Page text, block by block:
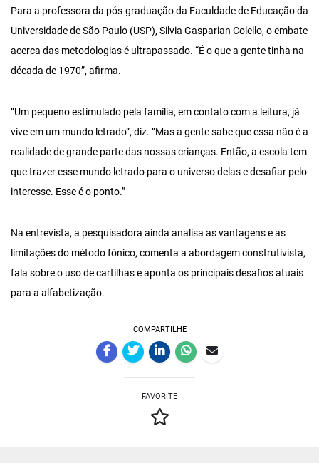
Para a professora da pós-graduação da Faculdade de Educação da
Universidade de São Paulo (USP), Silvia Gasparian Colello, o embate
acerca das metodologias é ultrapassado. “É o que a gente tinha na
década de 1970”, afirma.
“Um pequeno estimulado pela família, em contato com a leitura, já
vive em um mundo letrado”, diz. “Mas a gente sabe que essa não é a
realidade de grande parte das nossas crianças. Então, a escola tem
que trazer esse mundo letrado para o universo delas e desafiar pelo
interesse. Esse é o ponto.”
Na entrevista, a pesquisadora ainda analisa as vantagens e as
limitações do método fônico, comenta a abordagem construtivista,
fala sobre o uso de cartilhas e aponta os principais desafios atuais
para a alfabetização.
COMPARTILHE
FAVORITE